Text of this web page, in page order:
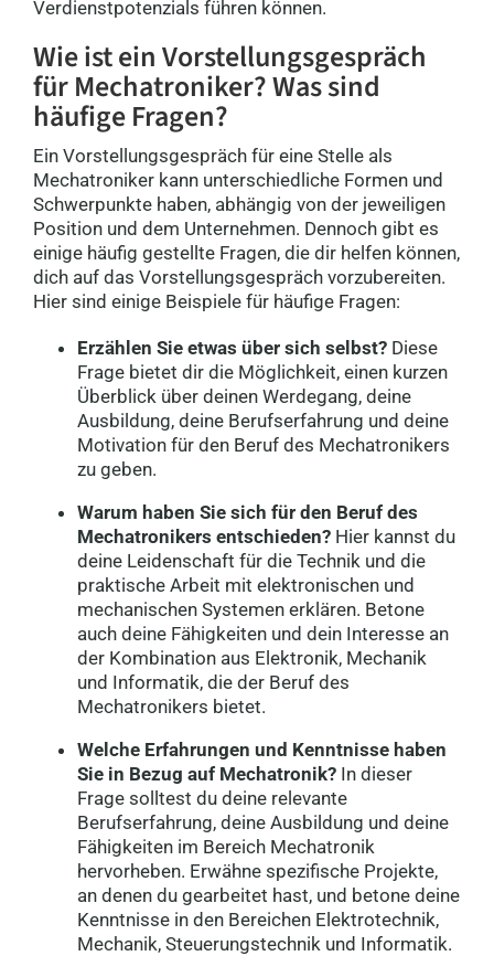
Verdienstpotenzials führen können.
Wie ist ein Vorstellungsgespräch
für Mechatroniker? Was sind
häufige Fragen?
Ein Vorstellungsgespräch für eine Stelle als
Mechatroniker kann unterschiedliche Formen und
Schwerpunkte haben, abhängig von der jeweiligen
Position und dem Unternehmen. Dennoch gibt es
einige häufig gestellte Fragen, die dir helfen können,
dich auf das Vorstellungsgespräch vorzubereiten.
Hier sind einige Beispiele für häufige Fragen:
Erzählen Sie etwas über sich selbst? Diese
Frage bietet dir die Möglichkeit, einen kurzen
Überblick über deinen Werdegang, deine
Ausbildung, deine Berufserfahrung und deine
Motivation für den Beruf des Mechatronikers
zu geben.
Warum haben Sie sich für den Beruf des
Mechatronikers entschieden? Hier kannst du
deine Leidenschaft für die Technik und die
praktische Arbeit mit elektronischen und
mechanischen Systemen erklären. Betone
auch deine Fähigkeiten und dein Interesse an
der Kombination aus Elektronik, Mechanik
und Informatik, die der Beruf des
Mechatronikers bietet.
Welche Erfahrungen und Kenntnisse haben
Sie in Bezug auf Mechatronik? In dieser
Frage solltest du deine relevante
Berufserfahrung, deine Ausbildung und deine
Fähigkeiten im Bereich Mechatronik
hervorheben. Erwähne spezifische Projekte,
an denen du gearbeitet hast, und betone deine
Kenntnisse in den Bereichen Elektrotechnik,
Mechanik, Steuerungstechnik und Informatik.